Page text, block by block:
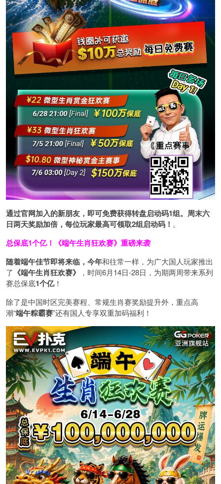
通过官网加入的新朋友，即可免费获得转盘启动码1组。周末六
日两天奖励加倍，每位玩家最高可领取2组启动码！ 。
总保底1个亿！
《端午生肖狂欢赛》重磅来袭
随着端午佳节即将来临，今年和往常一样，为广大国人玩家推出
了 《端午生肖狂欢赛》
，时间6月14日-28日，为期两周带来系列
赛总保底1个亿！
除了是中国时区完美赛程、常规生肖赛奖励提升外，重点高
潮“端午粽霸赛”还有国人专享双重加码福利！